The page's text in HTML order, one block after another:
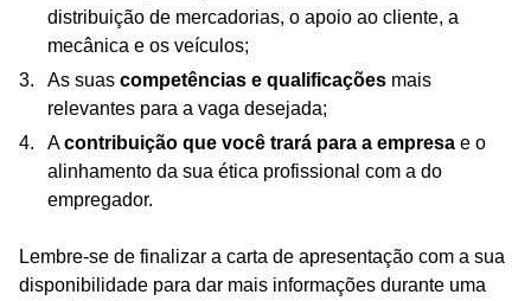
distribuição de mercadorias, o apoio ao cliente, a
mecânica e os veículos;
As suas competências e qualificações mais
relevantes para a vaga desejada;
Acontribuição que você trará para a empresa e o
alinhamento da sua ética profissional com a do
empregador.
Lembre-se de finalizar a carta de apresentação com a sua
disponibilidade para dar mais informações durante uma